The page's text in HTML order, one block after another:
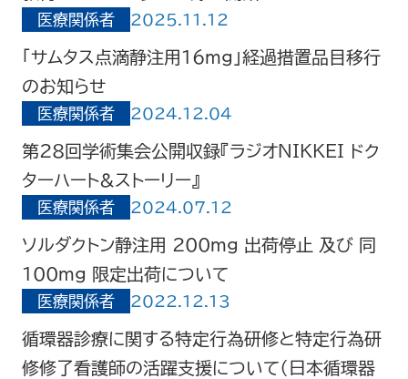
医療関係者 2025.11.12
「サムタス点滴静注用16mg」経過措置品目移行
のお知らせ
医療関係者 2024.12.04
第28回学術集会公開収録『ラジオNIKKEI ドク
ターハート&ストーリー』
医療関係者 2024.07.12
ソルダクトン静注用 200mg 出荷停止 及び 同
100mg 限定出荷について
医療関係者 2022.12.13
循環器診療に関する特定行為研修と特定行為研
修修了看護師の活躍支援について（日本循環器